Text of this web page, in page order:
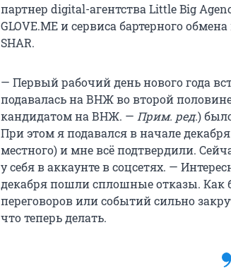
партнер digital-агентства Little Big
GLOVE.ME и сервиса бартерного
SHAR.
— Первый рабочий день нового года
подавалась на ВНЖ во второй
кандидатом на ВНЖ. — Прим. ред.)
При этом я подавался в начале
местного) и мне всё подтвердили.
у себя в аккаунте в соцсетях. —
декабря пошли сплошные отказы. Как
переговоров или событий сильно
что теперь делать.